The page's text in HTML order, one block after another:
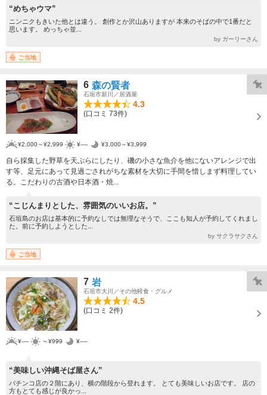
“めちゃウマ”
ニンニクもきいた他とは違う。 創作とか沢山ありますが 本来のそばの中で1番だと
思います。 めっちゃ並...
by ガーリーさん
ご当地
6 森の賢者
石垣市新川／居酒屋
4.3
(口コミ 73件)
¥2,000～¥2,999 ¥---- ¥3,000～¥3,999
自ら採集した野草を天ぷらにしたり、磯の小さな魚介を他にないアレンジで出
す等、足元にあって見過ごされがちな素材を大切に手間を惜しまず料理してい
る。こだわりの古酒や日本酒・焼...
“こじんまりとした、雰囲気のいいお店。”
石垣島のお店は基本的に予約なしでは無理なそうで、ここも知人が予約してくれまし
た。前に予約しようとした...
by サクラサクさん
ご当地
7 岩
石垣市大川／その他軽食・グルメ
4.5
(口コミ 2件)
¥---- ～¥999 ¥----
“美味しい沖縄そば屋さん”
パチンコ店の２階にあり、横の階段から登れます。 とても美味しいお店です。 店の
方もとても感じが良かっ...